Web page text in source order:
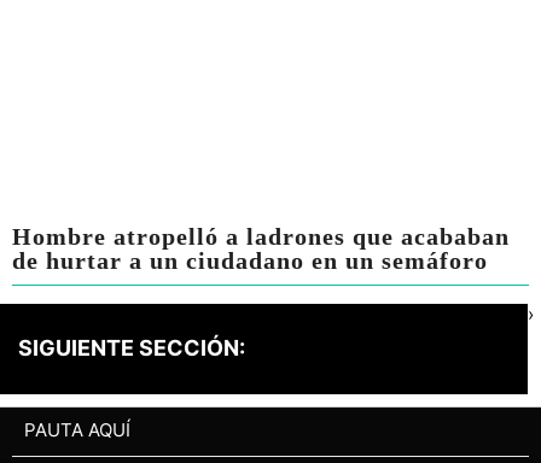
Hombre atropelló a ladrones que acababan
de hurtar a un ciudadano en un semáforo
SIGUIENTE SECCIÓN:
›
PAUTA AQUÍ